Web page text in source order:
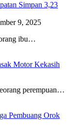
Simpan 3,23
9, 2025
ibu…
Motor Kekasih
perempuan…
Pembuang Orok